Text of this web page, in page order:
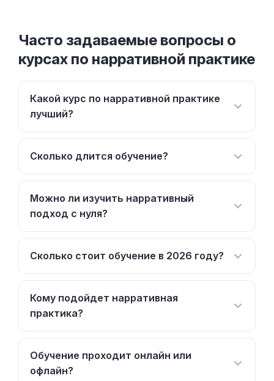
Часто задаваемые вопросы о
курсах по нарративной практике
Какой курс по нарративной практике
лучший?
Сколько длится обучение?
Можно ли изучить нарративный
подход с нуля?
Сколько стоит обучение в 2026 году?
Кому подойдет нарративная
практика?
Обучение проходит онлайн или
офлайн?